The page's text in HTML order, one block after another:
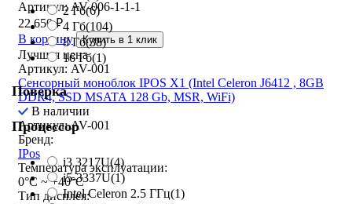
2 Гб(6)
4 Гб(104)
8 Гб(38)
16 Гб(1)
Поверка
Процессор
i3 3217U(4)
i5-3337U(1)
Intel Celeron 2.5 ГГц(1)
Артикул: AV-006-1-1-1
22 650₽
В корзину
Купить в 1 клик
Лучшая цена
Артикул: AV-001
Сенсорный моноблок IPOS X1 (Intel Celeron J6412 , 8GB
DDR4, SSD MSATA 128 Gb, MSR, WiFi)
В наличии
Артикул: AV-001
Бренд:
IPos
Температура эксплуатации:
0°C ~ +40°C
Тип дисплея: